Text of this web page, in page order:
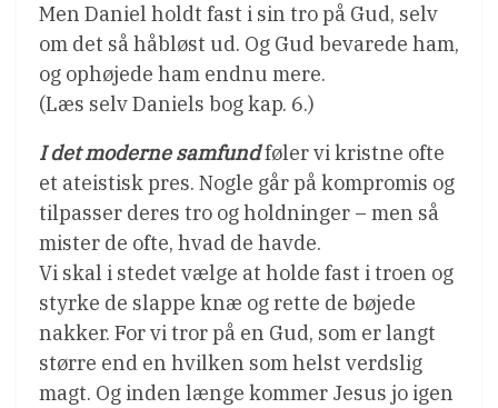
Men Daniel holdt fast i sin tro på Gud, selv
om det så håbløst ud. Og Gud bevarede ham,
og ophøjede ham endnu mere.
(Læs selv Daniels bog kap. 6.)
I det moderne samfundføler vi kristne ofte
et ateistisk pres. Nogle går på kompromis og
tilpasser deres tro og holdninger – men så
mister de ofte, hvad de havde.
Vi skal i stedet vælge at holde fast i troen og
styrke de slappe knæ og rette de bøjede
nakker. For vi tror på en Gud, som er langt
større end en hvilken som helst verdslig
magt. Og inden længe kommer Jesus jo igen